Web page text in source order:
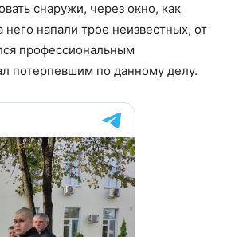
снаружи, через окно, как
напали трое неизвестных, от
профессиональным
потерпевшим по данному делу.